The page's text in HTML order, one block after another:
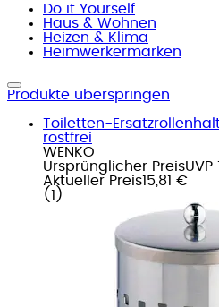
Do it Yourself
Haus & Wohnen
Heizen & Klima
Heimwerkermarken
Produkte überspringen
Toiletten-
rostfrei
WENKO
Ursprünglicher PreisUVP
Aktueller Preis15,81 €
( 1 )